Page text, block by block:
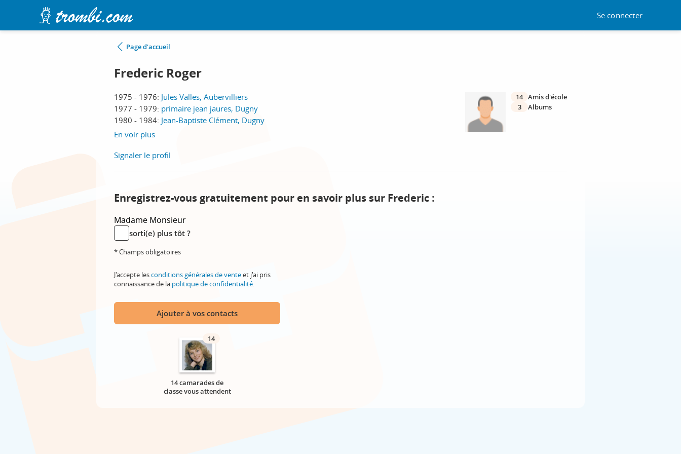
Se connecter
Page d'accueil
Frederic Roger
1975 - 1976: Jules Valles, Aubervilliers
1977 - 1979: primaire jean jaures, Dugny
1980 - 1984: Jean-Baptiste Clément, Dugny
En voir plus
14 Amis d'école
3
Albums
Signaler le profil
Enregistrez-vous gratuitement pour en savoir plus sur Frederic :
Madame Monsieur
sorti(e) plus tôt ?
* Champs obligatoires
J'accepte lesconditions générales de venteet j'ai pris
connaissance de la politique de confidentialité.
Ajouter à vos contacts
14
14 camarades de
classe vous attendent